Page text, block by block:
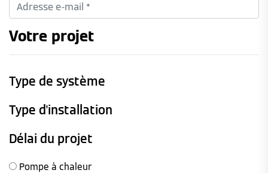
Votre projet
Type de système
Type d'installation
Délai du projet
Pompe à chaleur